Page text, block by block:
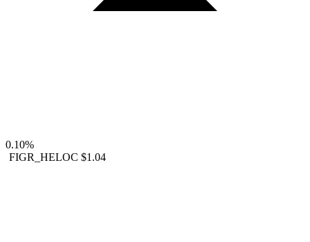
0.10%
FIGR_HELOC $1.04